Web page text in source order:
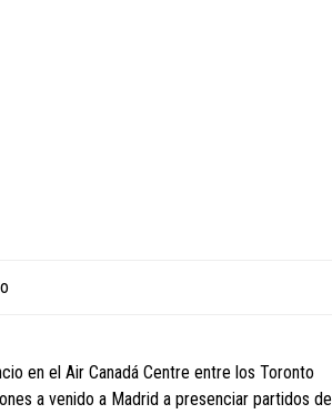
en el Air Canadá Centre entre los Toronto
a venido a Madrid a presenciar partidos de